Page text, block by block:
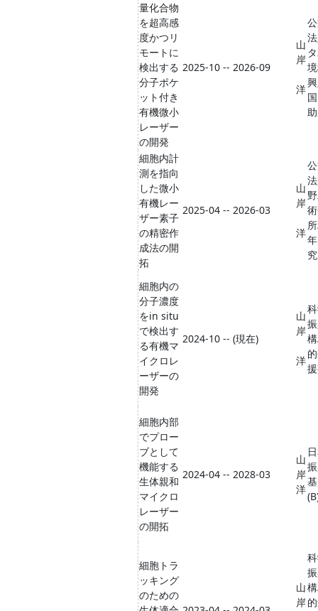
量化合物
を超高感
度かつリ
モートに
検出する
分子ポケ
ット付き
有機微小
レーザー
の開発
2025-10 -- 2026-09
山
岸
洋
細胞内計
測を指向
した微小
有機レー
ザー素子
の精密作
成法の開
拓
2025-04 -- 2026-03
山
岸
洋
細胞内の
分子濃度
をin situ
で検出す
る有機マ
イクロレ
ーザーの
開発
2024-10 -- (現在)
山
岸
洋
細胞内部
でプロー
ブとして
機能する
生体親和
マイクロ
レーザー
の開拓
2024-04 -- 2028-03
山
岸
洋
細胞トラ
ッキング
のための
山
岸